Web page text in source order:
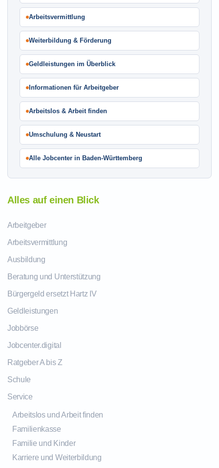
Arbeitsvermittlung
Weiterbildung & Förderung
Geldleistungen im Überblick
Informationen für Arbeitgeber
Arbeitslos & Arbeit finden
Umschulung & Neustart
Alle Jobcenter in Baden-Württemberg
Alles auf einen Blick
Arbeitgeber
Arbeitsvermittlung
Ausbildung
Beratung und Unterstützung
Bürgergeld ersetzt Hartz IV
Geldleistungen
Jobbörse
Jobcenter.digital
Ratgeber A bis Z
Schule
Service
Arbeitslos und Arbeit finden
Familienkasse
Familie und Kinder
Karriere und Weiterbildung